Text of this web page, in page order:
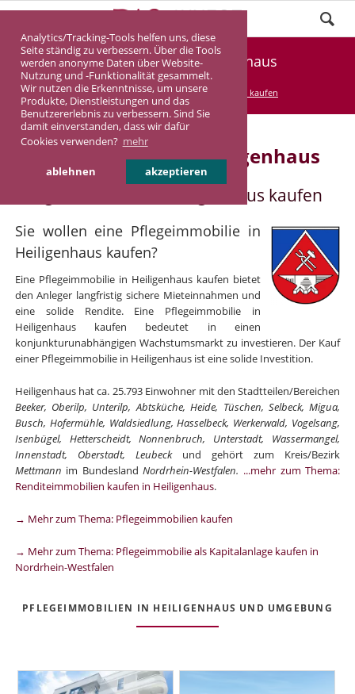
Analytics/Tracking-Tools helfen uns, diese
Seite ständig zu verbessern. Über die Tools
werden anonyme Daten über Website-
Nutzung und -Funktionalität gesammelt.
Wir nutzen die Erkenntnisse, um unsere
Produkte, Dienstleistungen und das
Benutzererlebnis zu verbessern. Sind Sie
damit einverstanden, dass wir dafür
Cookies verwenden? mehr
ablehnen akzeptieren
Pflegeimmobilie Heiligenhaus
DASINVEST Service Pflegeimmobilie kaufen
Pflegeimmobilie in Heiligenhaus
Pflegeimmobilie in Heiligenhaus kaufen
Sie wollen eine Pflegeimmobilie in
Heiligenhaus kaufen?
Eine Pflegeimmobilie in Heiligenhaus kaufen bietet
den Anleger langfristig sichere Mieteinnahmen und
eine solide Rendite. Eine Pflegeimmobilie in
Heiligenhaus kaufen bedeutet in einen
konjunkturunabhängigen Wachstumsmarkt zu investieren. Der Kauf
einer Pflegeimmobilie in Heiligenhaus ist eine solide Investition.
Heiligenhaus hat ca. 25.793 Einwohner mit den Stadtteilen/Bereichen
Beeker, Oberilp, Unterilp, Abtsküche, Heide, Tüschen, Selbeck, Migua,
Busch, Hofermühle, Waldsiedlung, Hasselbeck, Werkerwald, Vogelsang,
Isenbügel, Hetterscheidt, Nonnenbruch, Unterstadt, Wassermangel,
Innenstadt, Oberstadt, Leubeckund gehört zum Kreis/Bezirk
Mettmann im BundeslandNordrhein-Westfalen. ...mehr zum Thema:
Renditeimmobilien kaufen in Heiligenhaus.
→ Mehr zum Thema: Pflegeimmobilien kaufen
→ Mehr zum Thema: Pflegeimmobilie als Kapitalanlage kaufen in
Nordrhein-Westfalen
PFLEGEIMMOBILIEN IN HEILIGENHAUS UND UMGEBUNG